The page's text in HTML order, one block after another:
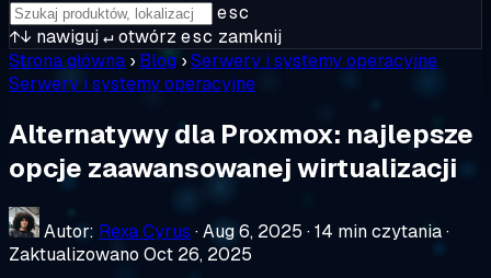
esc
↑↓ nawiguj↵otwórz esc zamknij
Strona główna › Blog ›Serwery i systemy operacyjne
Serwery i systemy operacyjne
Alternatywy dla Proxmox: najlepsze
opcje zaawansowanej wirtualizacji
Autor: Rexa Cyrus ·Aug 6, 2025 ·14 min czytania·
Zaktualizowano Oct 26, 2025